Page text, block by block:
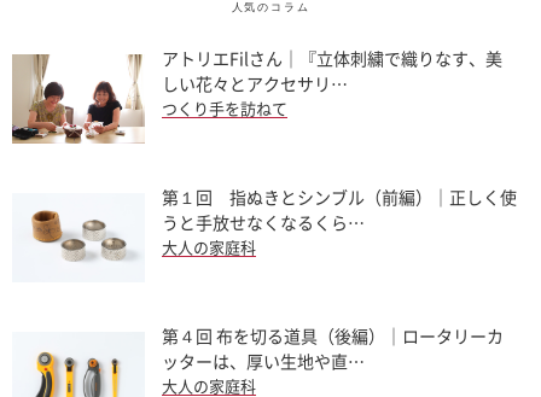
人気のコラム
アトリエFilさん｜『立体刺繍で織りなす、美
しい花々とアクセサリ…
つくり手を訪ねて
第１回 指ぬきとシンブル（前編）｜正しく使
うと手放せなくなるくら…
大人の家庭科
第４回 布を切る道具（後編）｜ロータリーカ
ッターは、厚い生地や直…
大人の家庭科